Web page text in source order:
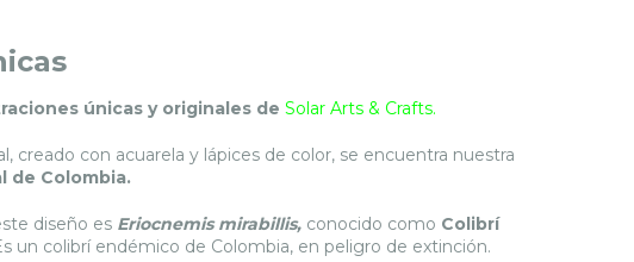
únicas y originales de Solar Arts & Crafts.
creado con acuarela y lápices de color, se encuentra nuestra
de Colombia.
diseño es Eriocnemis mirabillis, conocido como Colibrí
un colibrí endémico de Colombia, en peligro de extinción.